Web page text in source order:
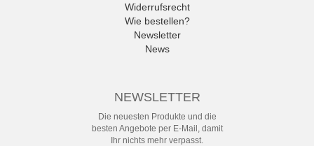
Widerrufsrecht
Wie bestellen?
Newsletter
News
NEWSLETTER
Die neuesten Produkte und die
besten Angebote per E-Mail, damit
Ihr nichts mehr verpasst.